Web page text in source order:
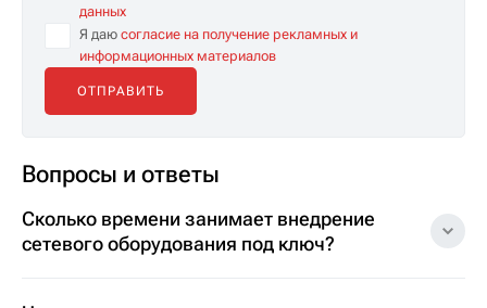
данных
Я даю согласие на получение рекламных и
информационных материалов
Вопросы и ответы
Сколько времени занимает внедрение
сетевого оборудования под ключ?